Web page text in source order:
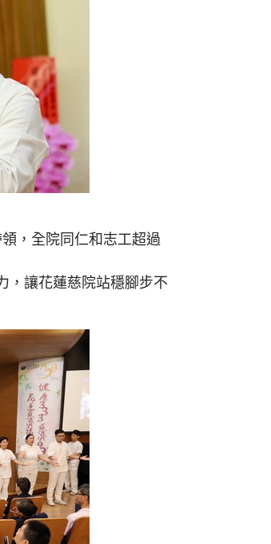
，全院同仁和志工超過
，讓花蓮慈院站穩腳步不